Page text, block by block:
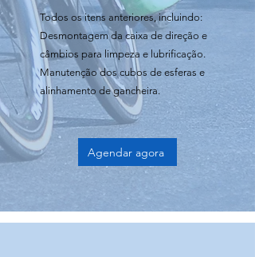
Todos os itens anteriores, incluindo:
Desmontagem da caixa de direção e
câmbios para limpeza e lubrificação.
Manutenção dos cubos de esferas e
alinhamento de gancheira.
Agendar agora